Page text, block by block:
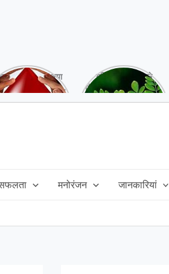
है ‘महादान’ क्या
करवाया, स्वस्थ
गर्मियों में मिलने वाले
drumstick गुणों की खान
मनोरंजन जानकारियां